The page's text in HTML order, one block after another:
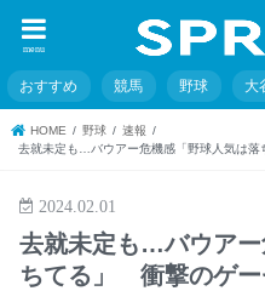
menu
おすすめ 競馬 野球 大
HOME 野球
速報
去就未定も…バウアー危機感「野球人気は
2024.02.01
去就未定も…バウア
ちてる」 衝撃のゲー